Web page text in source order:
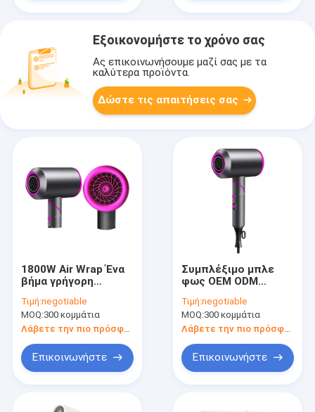
Εξοικονομήστε το χρόνο σας
Ας επικοινωνήσουμε μαζί σας με τα
καλύτερα προϊόντα.
Δώστε τις απαιτήσεις σας
1800W Air Wrap Ένα
βήμα γρήγορη
ταξιδιού Σκούπιση
μαλλιών χαμηλό
θόρυβο ήσυχη
Τιμή:negotiable
MOQ:300 κομμάτια
Λάβετε την πιο πρόσφατη τιμή
Επικοινωνήστε
Συμπλέξιμο μπλε
φως OEM ODM
Μικρό στεγνωτήρα
μαλλιών για το σπίτι
ξενοδοχείο
Τιμή:negotiable
MOQ:300 κομμάτια
Επικοινωνήστε